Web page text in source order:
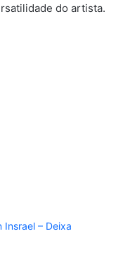
do artista.
Insrael – Deixa